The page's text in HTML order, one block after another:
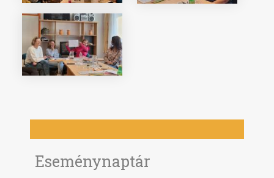
Eseménynaptár